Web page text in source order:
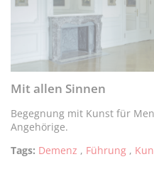
Mit allen Sinnen
Begegnung mit Kunst für
Angehörige.
Tags: Demenz , Führung ,